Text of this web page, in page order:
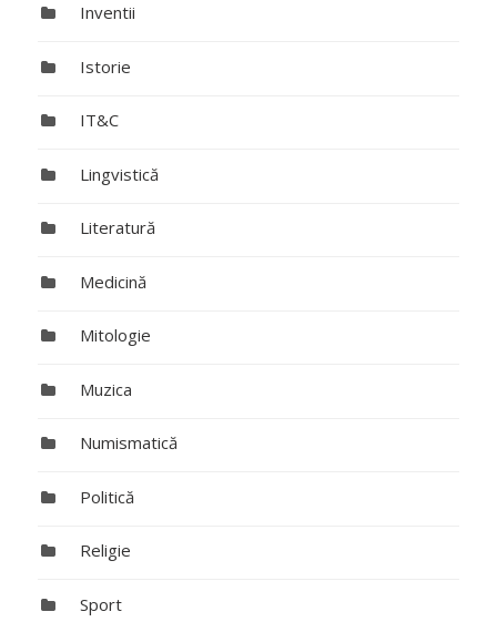
Inventii
Istorie
IT&C
Lingvistică
Literatură
Medicină
Mitologie
Muzica
Numismatică
Politică
Religie
Sport